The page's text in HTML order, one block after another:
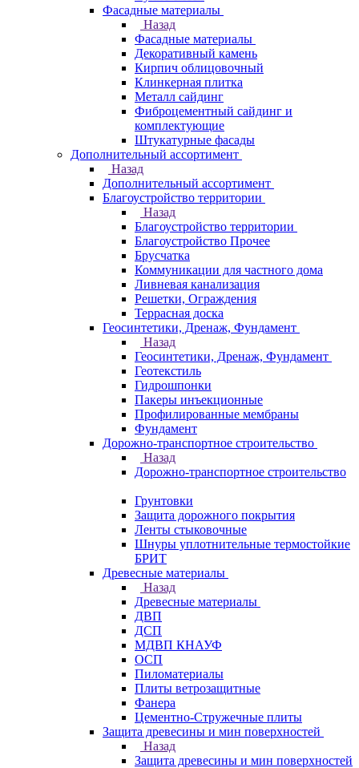
Фасадные материалы
Назад
Фасадные материалы
Декоративный камень
Кирпич облицовочный
Клинкерная плитка
Металл сайдинг
Фиброцементный сайдинг и
комплектующие
Штукатурные фасады
Дополнительный ассортимент
Назад
Дополнительный ассортимент
Благоустройство территории
Назад
Благоустройство территории
Благоустройство Прочее
Брусчатка
Коммуникации для частного дома
Ливневая канализация
Решетки, Ограждения
Террасная доска
Геосинтетики, Дренаж, Фундамент
Назад
Геосинтетики, Дренаж, Фундамент
Геотекстиль
Гидрошпонки
Пакеры инъекционные
Профилированные мембраны
Фундамент
Дорожно-транспортное строительство
Назад
Дорожно-транспортное строительство
Грунтовки
Защита дорожного покрытия
Ленты стыковочные
Шнуры уплотнительные термостойкие
БРИТ
Древесные материалы
Назад
Древесные материалы
ДВП
ДСП
МДВП КНАУФ
ОСП
Пиломатериалы
Плиты ветрозащитные
Фанера
Цементно-Стружечные плиты
Защита древесины и мин поверхностей
Назад
Защита древесины и мин поверхностей